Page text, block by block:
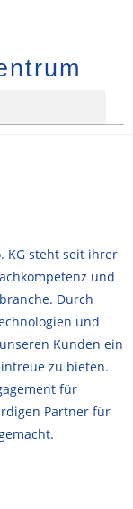
KG steht seit ihrer
und
Durch
und
Kunden ein
zu bieten.
für
Partner für